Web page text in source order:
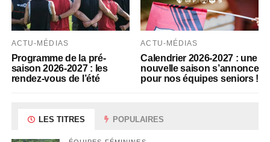
ACTU-MÉDIAS
Programme de la pré-
saison 2026-2027 : les
rendez-vous de l’été
ACTU-MÉDIAS
Calendrier 2026-2027 : une
nouvelle saison s’annonce
pour nos équipes seniors !
LES TITRES POPULAIRES